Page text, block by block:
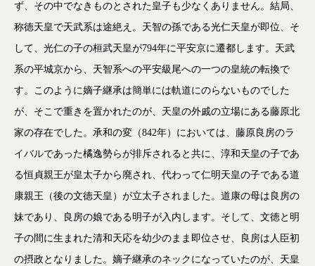
ず、その中でなきものとされた皇子も少なくありません。結局、
称徳天皇で天武系は途絶え。天智の孫である光仁天皇が即位、そ
して、光仁の子の桓武天皇が794年に平安京に遷都します。天武
系の平城京から、天智系への平安級尾への一つの皇統の転換で
す。このように嫡子継承は簡単には軌道にのらないものでした
が、そこで重きを置かれたのが、天皇の外戚の立場にある藤原北
家の存在でした。承和の変（842年）においては、藤原良房のラ
イバルであった橘逸勢らが排斥されると共に、淳和天皇の子であ
る恒貞親王が皇太子から廃され、代わって仁明天皇の子である道
康親王（後の文徳天皇）が立太子されました。道康の母は良房の
妹であり、良房の娘である明子が入内します。そして、文徳と明
子の間に生まれた清和天応を幼少のまま即位させ、良房は人臣初
の摂政となりました。嫡子継承のネックになっていたのが、天皇